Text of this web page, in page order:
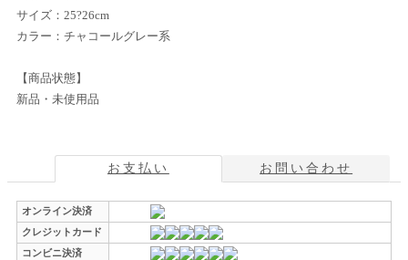
サイズ：25?26cm
カラー：チャコールグレー系
【商品状態】
新品・未使用品
お支払い お問い合わせ
オンライン決済
クレジットカード
コンビニ決済